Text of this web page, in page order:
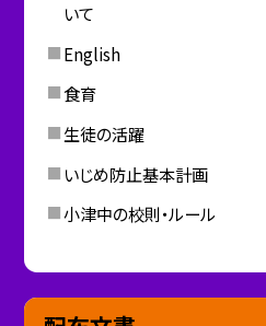
いて
English
食育
生徒の活躍
いじめ防止基本計画
小津中の校則・ルール